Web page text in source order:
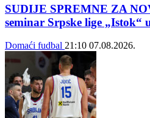
SUDIJE SPREMNE ZA
seminar Srpske lige „Istok“
Domaći fudbal 21:10 07.08.2026.